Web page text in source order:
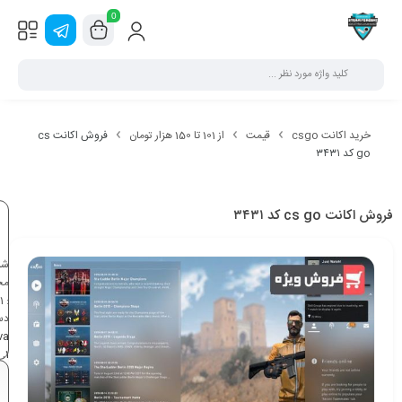
0
خرید اکانت csgo قیمت از 101 تا 150 هزار تومان
فروش اکانت cs
go کد ۳۴۳۱
فروش اکانت cs go کد ۳۴۳۱
:
1
,